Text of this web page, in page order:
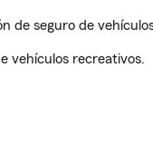
de seguro de
vehículos recreativos.